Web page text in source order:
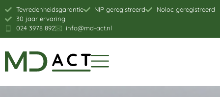
Tevredenheidsgarantie NIP geregistreerd
Noloc geregistreerd
30 jaar ervaring
024 3978 892
info@md-act.nl